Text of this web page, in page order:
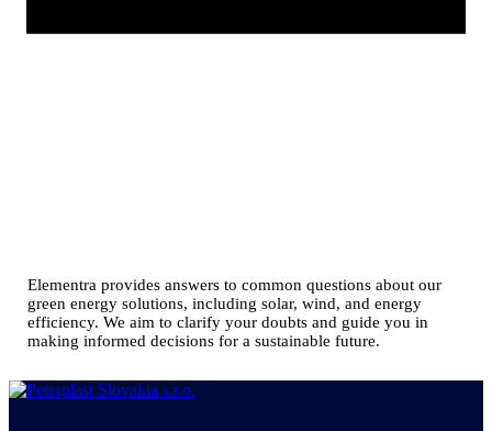
Elementra provides answers to common questions about our
green energy solutions, including solar, wind, and energy
efficiency. We aim to clarify your doubts and guide you in
making informed decisions for a sustainable future.